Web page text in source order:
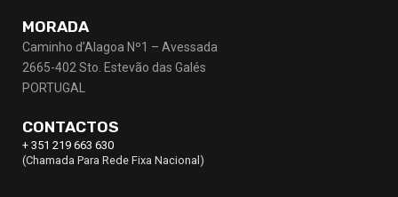
MORADA
Caminho d’Alagoa Nº1 – Avessada
2665-402 Sto. Estevão das Galés
PORTUGAL
CONTACTOS
+ 351 219 663 630
(Chamada Para Rede Fixa Nacional)